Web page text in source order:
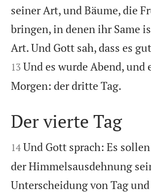
seiner Art, und Bäume, die
bringen, in denen ihr Same
Art. Und Gott sah, dass es
13 Und es wurde Abend, und
Morgen: der dritte Tag.

Der vierte Tag

14 Und Gott sprach: Es
der Himmelsausdehnung
Unterscheidung von Tag